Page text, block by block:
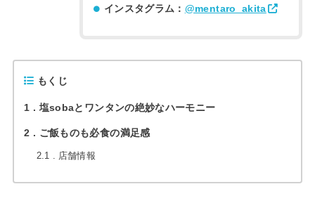
インスタグラム： @mentaro_akita
もくじ
1 塩sobaとワンタンの絶妙なハーモニー
2 ご飯ものも必食の満足感
2.1 店舗情報